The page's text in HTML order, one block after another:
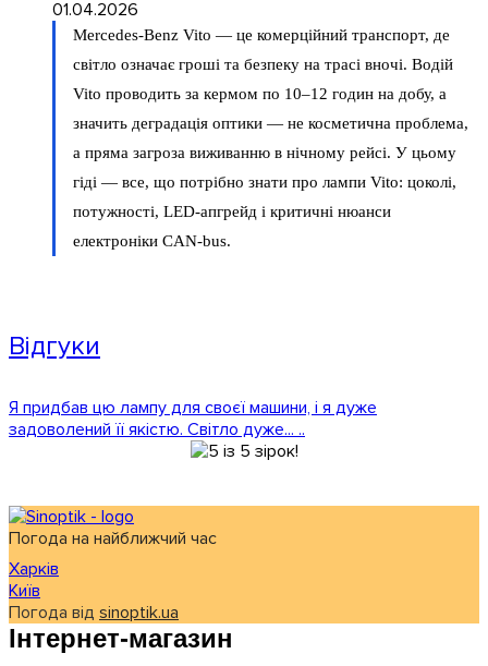
01.04.2026
Mercedes-Benz Vito — це комерційний транспорт, де
світло означає гроші та безпеку на трасі вночі. Водій
Vito проводить за кермом по 10–12 годин на добу, а
значить деградація оптики — не косметична проблема,
а пряма загроза виживанню в нічному рейсі. У цьому
гіді — все, що потрібно знати про лампи Vito: цоколі,
потужності, LED-апгрейд і критичні нюанси
електроніки CAN-bus.
Відгуки
Я придбав цю лампу для своєї машини, і я дуже
задоволений її якістю. Світло дуже... ..
Погода на найближчий час
Харків
Київ
Погода від sinoptik.ua
Інтернет-магазин